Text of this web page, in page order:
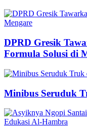
DPRD Gresik
Formula Solusi di
Minibus Seruduk